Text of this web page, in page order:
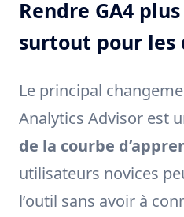
Rendre GA4
surtout pour les
Le principal
Analytics Advisor est
de la courbe
utilisateurs novices
l’outil sans avoir à